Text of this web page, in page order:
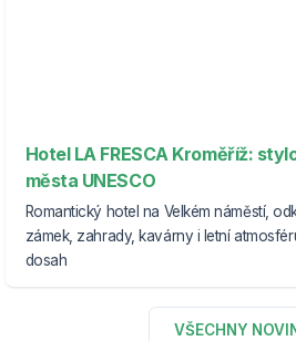
Hotel LA FRESCA Kroměříž:
města UNESCO
Romantický hotel na Velkém náměstí,
zámek, zahrady, kavárny i letní
dosah
VŠECHNY